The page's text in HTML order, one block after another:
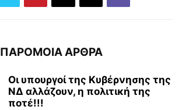
ΠΑΡΟΜΟΙΑ ΑΡΘΡΑ
Οι υπουργοί της Κυβέρνησης της
ΝΔ αλλάζουν, η πολιτική της
ποτέ!!!